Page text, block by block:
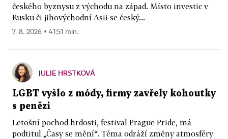
českého byznysu z východu na západ. Místo investic v
Rusku či jihovýchodní Asii se český...
7. 8. 2026 ▪ 41:51 min.
JULIE HRSTKOVÁ
LGBT vyšlo z módy, firmy zavřely kohoutky
s penězi
Letošní pochod hrdosti, festival Prague Pride, má
podtitul „Časy se mění“. Téma odráží změny atmosféry